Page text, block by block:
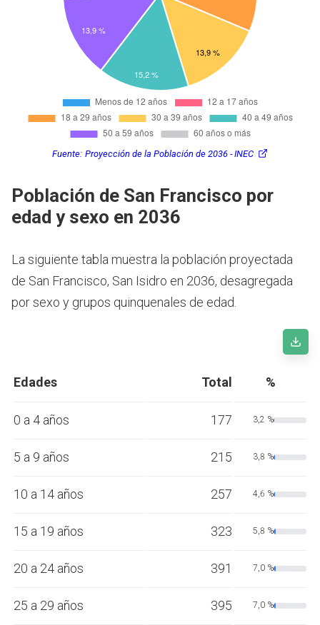
Fuente: Proyección de la Población de 2036 - INEC
Población de San Francisco por
edad y sexo en 2036
La siguiente tabla muestra la población proyectada
de San Francisco, San Isidro en 2036, desagregada
por sexo y grupos quinquenales de edad.
Edades Total %
0 a 4 años 177 3,2 %
5 a 9 años 215 3,8 %
10 a 14 años 257 4,6 %
15 a 19 años 323 5,8 %
20 a 24 años 391 7,0 %
25 a 29 años 395 7,0 %